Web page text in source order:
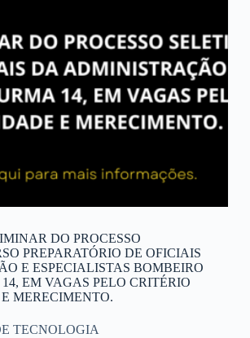
DO PROCESSO
PREPARATÓRIO DE OFICIAIS
E ESPECIALISTAS BOMBEIRO
EM VAGAS PELO CRITÉRIO
MERECIMENTO.
TECNOLOGIA